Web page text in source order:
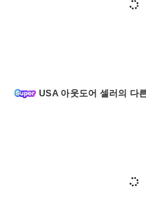
USA 아웃도어 셀러의 다